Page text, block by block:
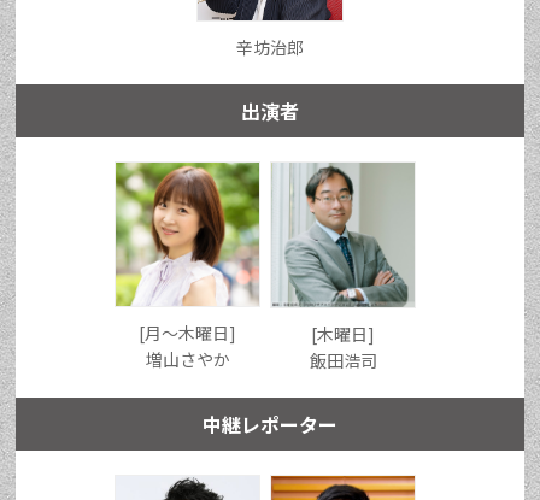
辛坊治郎
出演者
[月〜木曜日]
増山さやか
[木曜日]
飯田浩司
中継レポーター